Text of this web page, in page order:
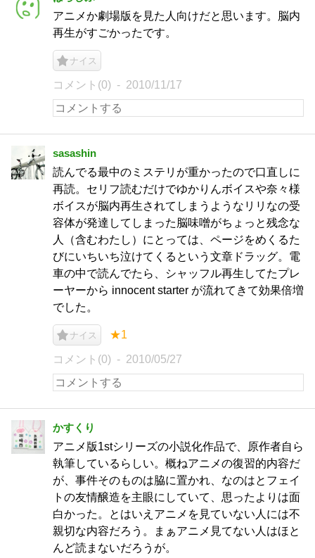
アニメか劇場版を見た人向けだと思います。脳内
再生がすごかったです。
ナイス
コメント(0) 2010/11/17
sasashin
読んでる最中のミステリが重かったので口直しに
再読。セリフ読むだけでゆかりんボイスや奈々様
ボイスが脳内再生されてしまうようなリリなの受
容体が発達してしまった脳味噌がちょっと残念な
人（含むわたし）にとっては、ページをめくるた
びにいちいち泣けてくるという文章ドラッグ。電
車の中で読んでたら、シャッフル再生してたプレ
ーヤーから innocent starter が流れてきて効果倍増
でした。
ナイス ★1
コメント(0) 2010/05/27
かすくり
アニメ版1stシリーズの小説化作品で、原作者自ら
執筆しているらしい。概ねアニメの復習的内容だ
が、事件そのものは脇に置かれ、なのはとフェイ
トの友情醸造を主眼にしていて、思ったよりは面
白かった。とはいえアニメを見ていない人には不
親切な内容だろう。まぁアニメ見てない人はほと
んど読まないだろうが。